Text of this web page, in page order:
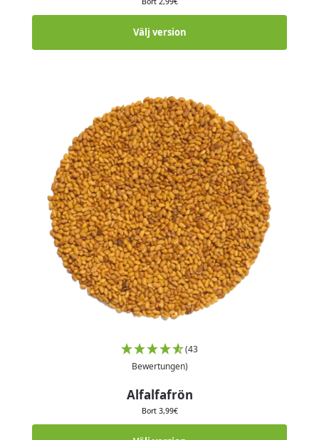
Välj version
(43
Bewertungen)
Alfalfafrön
Bort 3,99€